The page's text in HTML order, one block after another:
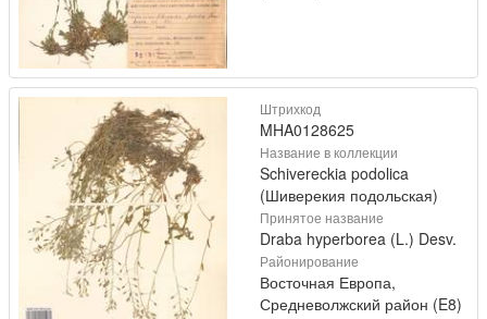
Штрихкод
MHA0128625
Название в коллекции
Schivereckia podolica
(Шиверекия подольская)
Принятое название
Draba hyperborea (L.) Desv.
Районирование
Восточная Европа,
Средневолжский район (E8)